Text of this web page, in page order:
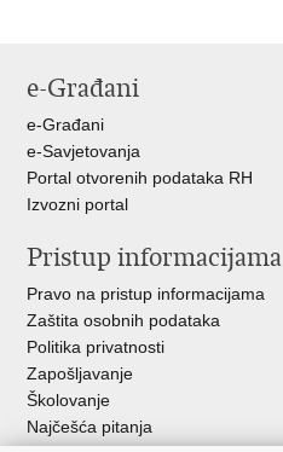
e-Građani
e-Građani
e-Savjetovanja
Portal otvorenih podataka RH
Izvozni portal
Pristup informacijama
Pravo na pristup informacijama
Zaštita osobnih podataka
Politika privatnosti
Zapošljavanje
Školovanje
Najčešća pitanja